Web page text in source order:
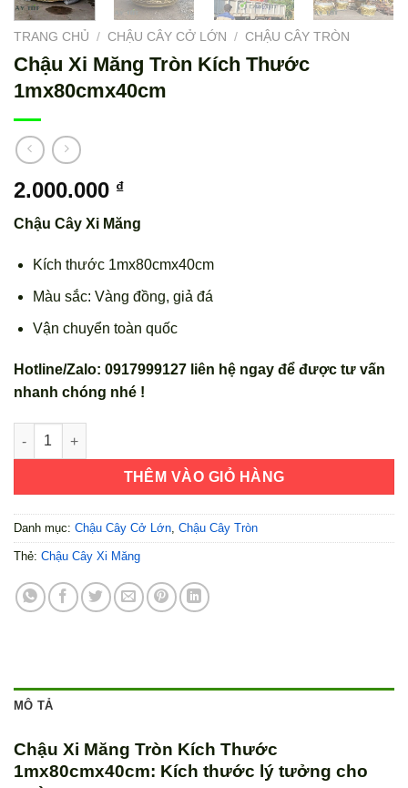
TRANG CHỦ / CHẬU CÂY CỞ LỚN / CHẬU CÂY TRÒN
Chậu Xi Măng Tròn Kích Thước
1mx80cmx40cm
2.000.000 ₫
Chậu Cây Xi Măng
Kích thước 1mx80cmx40cm
Màu sắc: Vàng đồng, giả đá
Vận chuyển toàn quốc
Hotline/Zalo: 0917999127 liên hệ ngay để được tư vấn
nhanh chóng nhé !
Chậu Xi Măng Tròn Kích Thước 1mx80cmx40cm số lượng
THÊM VÀO GIỎ HÀNG
Danh mục: Chậu Cây Cở Lớn, Chậu Cây Tròn
Thẻ: Chậu Cây Xi Măng
MÔ TẢ
Chậu Xi Măng Tròn Kích Thước
1mx80cmx40cm: Kích thước lý tưởng cho